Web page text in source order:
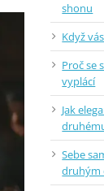
shonu
Když
Proč se
vyplácí
Jak
Sebe
druhým